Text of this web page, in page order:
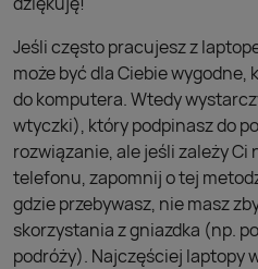
Jeśli często pracujesz z
może być dla Ciebie wygodne,
do komputera. Wtedy
wtyczki), który podpinasz do
rozwiązanie, ale jeśli zależy Ci
telefonu, zapomnij o tej
gdzie przebywasz, nie masz
skorzystania z gniazdka (np.
podróży). Najczęściej laptopy